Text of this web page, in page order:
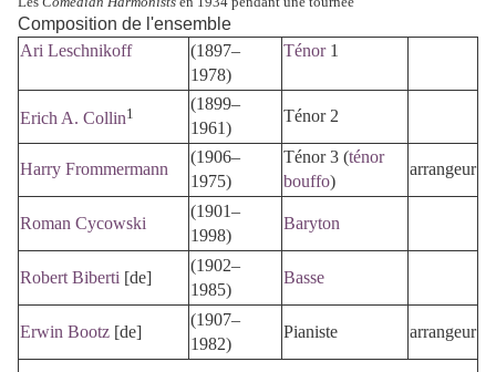
Composition de l'ensemble
Ari Leschnikoff
(1897–
1978)
Ténor1
Erich A. Collin1
(1899–
1961)
Ténor 2
Harry Frommermann
(1906–
1975)
Ténor 3 (ténor
bouffo)
arrangeur
Roman Cycowski
(1901–
1998)
Baryton
Robert Biberti [de]
(1902–
1985)
Basse
Erwin Bootz [de]
(1907–
1982)
Pianiste arrangeur